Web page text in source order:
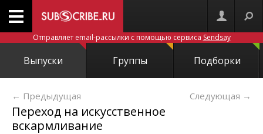
Отправляет email-рассылки с помощью сервиса Sendsay
Выпуски Группы Подборки
← Предыдущая Следующая →
Переход на искусственное
вскармливание